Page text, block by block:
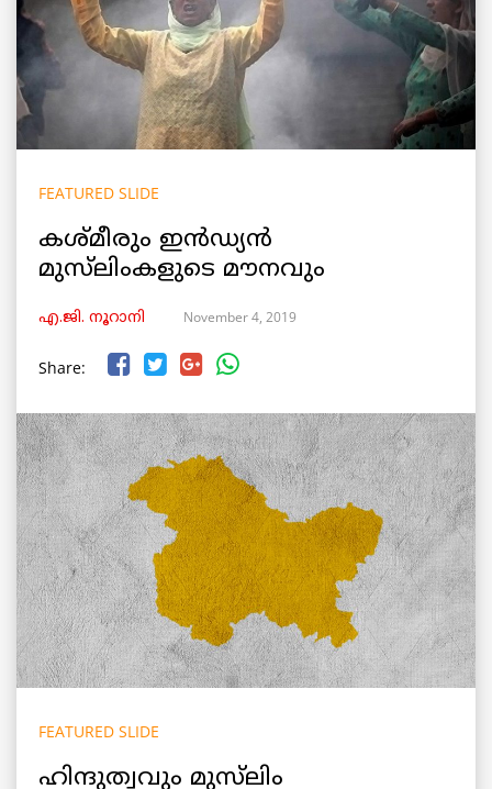
FEATURED SLIDE
കശ്മീരും ഇൻഡ്യൻ
മുസ്‌ലിംകളുടെ മൗനവും
എ.ജി. നൂറാനി November 4, 2019
Share:
FEATURED SLIDE
ഹിന്ദുത്വവും മുസ്‌ലിം